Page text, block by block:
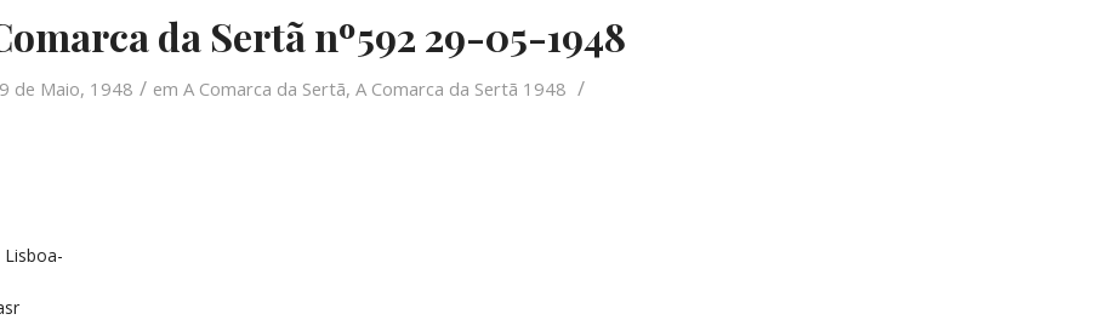
da Sertã nº592 29-05-1948
de Maio, 1948 / em A Comarca da Sertã, A Comarca da Sertã 1948 /